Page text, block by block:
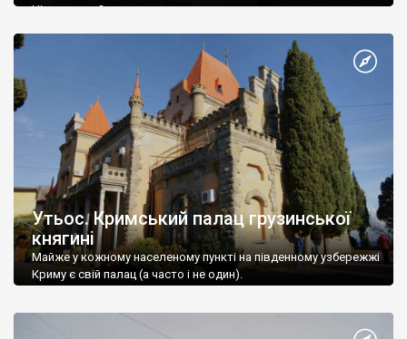
Ніжин греки?
Утьос. Кримський палац грузинської
княгині
Майже у кожному населеному пункті на південному узбережжі
Криму є свій палац (а часто і не один).